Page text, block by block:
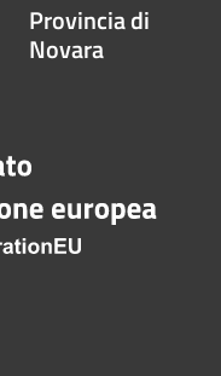
Provincia di
Novara